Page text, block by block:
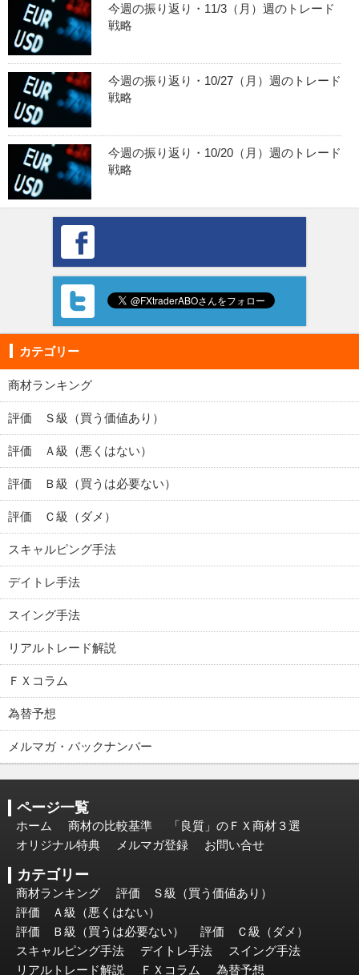
今週の振り返り・11/3（月）週のトレード
戦略
今週の振り返り・10/27（月）週のトレード
戦略
今週の振り返り・10/20（月）週のトレード
戦略
カテゴリー
商材ランキング
評価 Ｓ級（買う価値あり）
評価 Ａ級（悪くはない）
評価 Ｂ級（買うは必要ない）
評価 Ｃ級（ダメ）
スキャルピング手法
デイトレ手法
スイング手法
リアルトレード解説
ＦＸコラム
為替予想
メルマガ・バックナンバー
ページ一覧
ホーム 商材の比較基準
「良質」のＦＸ商材３選
オリジナル特典
メルマガ登録 お問い合せ
カテゴリー
商材ランキング
評価 Ｓ級（買う価値あり）
評価 Ａ級（悪くはない）
評価 Ｂ級（買うは必要ない）
評価 Ｃ級（ダメ）
スキャルピング手法
デイトレ手法
スイング手法
リアルトレード解説
ＦＸコラム 為替予想